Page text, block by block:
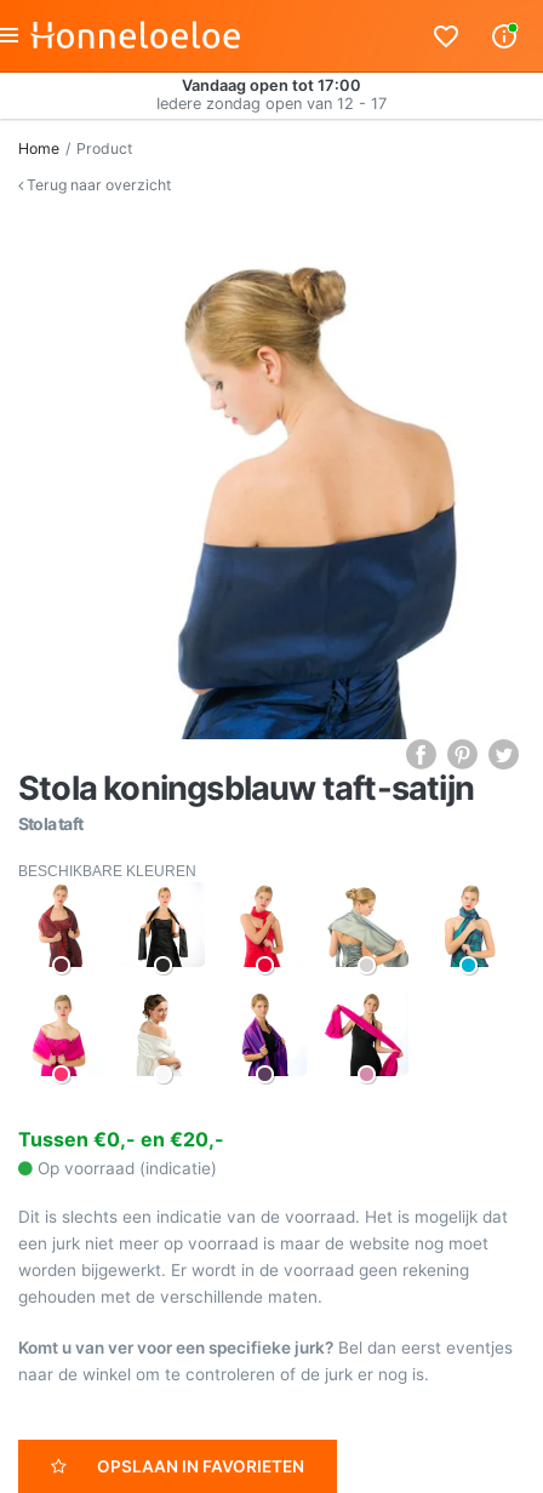
Vandaag open tot 17:00
Iedere zondag open van 12 - 17
Home
Product
Terug naar overzicht
Stola koningsblauw taft-satijn
Stola taft
BESCHIKBARE KLEUREN
Tussen €0,- en €20,-
Op voorraad (indicatie)
Dit is slechts een indicatie van de voorraad. Het is mogelijk dat
een jurk niet meer op voorraad is maar de website nog moet
worden bijgewerkt. Er wordt in de voorraad geen rekening
gehouden met de verschillende maten.
Komt u van ver voor een specifieke jurk? Bel dan eerst eventjes
naar de winkel om te controleren of de jurk er nog is.
OPSLAAN IN FAVORIETEN